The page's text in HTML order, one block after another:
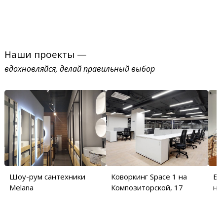
Наши проекты —
вдохновляйся, делай правильный выбор
Шоу-рум сантехники
Melana
Коворкинг Space 1 на
Композиторской, 17